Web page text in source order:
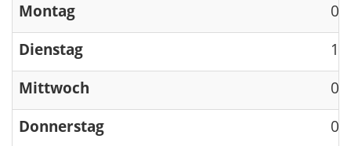
Montag
Dienstag
Mittwoch
Donnerstag